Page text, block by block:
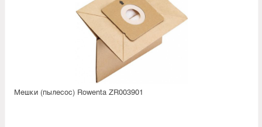
Мешки (пылесос) Rowenta ZR003901